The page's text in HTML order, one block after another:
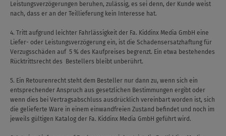
Leistungsverzögerungen beruhen, zulässig, es sei denn, der Kunde weist
nach, dass er an der Teillieferung kein Interesse hat.
4. Tritt aufgrund leichter Fahrlässigkeit der Fa. Kiddinx Media GmbH eine
Liefer- oder Leistungsverzögerung ein, ist die Schadensersatzhaftung für
Verzugsschäden auf 5 % des Kaufpreises begrenzt. Ein etwa bestehendes
Rücktrittsrecht des Bestellers bleibt unberührt.
5. Ein Retourenrecht steht dem Besteller nur dann zu, wenn sich ein
entsprechender Anspruch aus gesetzlichen Bestimmungen ergibt oder
wenn dies bei Vertragsabschluss ausdrücklich vereinbart worden ist, sich
die gelieferte Ware in einem einwandfreien Zustand befindet und noch im
jeweils gültigen Katalog der Fa. Kiddinx Media GmbH geführt wird.